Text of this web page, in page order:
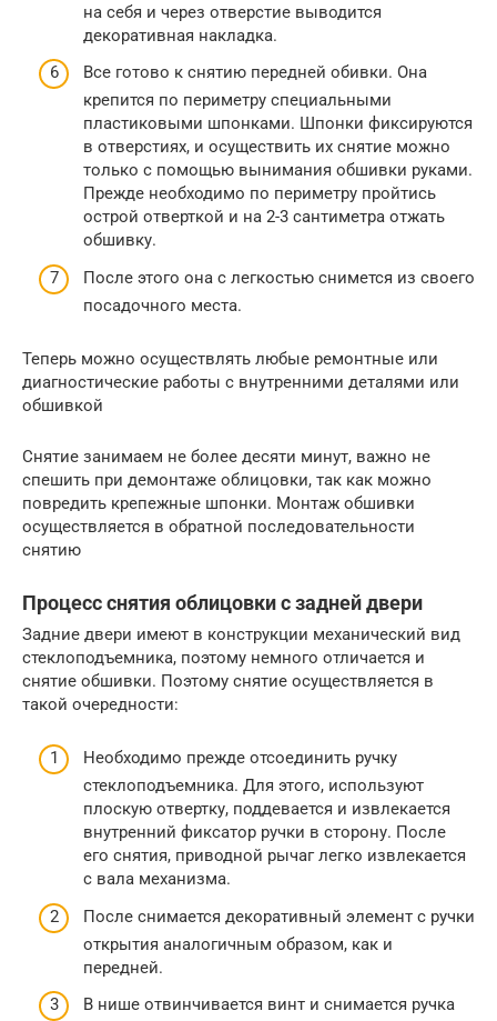
на себя и через отверстие выводится
декоративная накладка.
Все готово к снятию передней обивки. Она
крепится по периметру специальными
пластиковыми шпонками. Шпонки фиксируются
в отверстиях, и осуществить их снятие можно
только с помощью вынимания обшивки руками.
Прежде необходимо по периметру пройтись
острой отверткой и на 2-3 сантиметра отжать
обшивку.
После этого она с легкостью снимется из своего
посадочного места.
Теперь можно осуществлять любые ремонтные или
диагностические работы с внутренними деталями или
обшивкой
Снятие занимаем не более десяти минут, важно не
спешить при демонтаже облицовки, так как можно
повредить крепежные шпонки. Монтаж обшивки
осуществляется в обратной последовательности
снятию
Процесс снятия облицовки с задней двери
Задние двери имеют в конструкции механический вид
стеклоподъемника, поэтому немного отличается и
снятие обшивки. Поэтому снятие осуществляется в
такой очередности:
Необходимо прежде отсоединить ручку
стеклоподъемника. Для этого, используют
плоскую отвертку, поддевается и извлекается
внутренний фиксатор ручки в сторону. После
его снятия, приводной рычаг легко извлекается
с вала механизма.
После снимается декоративный элемент с ручки
открытия аналогичным образом, как и
передней.
В нише отвинчивается винт и снимается ручка